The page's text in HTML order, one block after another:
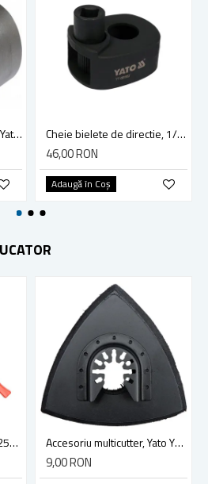
Cheie bieleta de directie, Yato YT-06160, 35-42 mm Cheie bielete de directie, 1/2 inch, 40-47 mm, Yato YT-061602
46,00 RON
Adaugă în Coş
Cleste sertizat conectori 250 mm lama 4mm Yato YT-2254 Accesoriu multicutter, Yato YT-34689, sistem Yato Quick Release, slefuire, 90 mm, ceramica, abrazive
9,00 RON